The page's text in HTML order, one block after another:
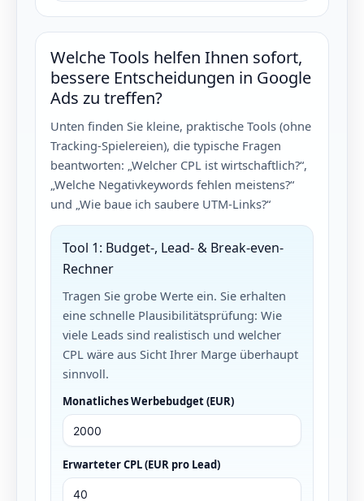
Welche Tools helfen Ihnen sofort,
bessere Entscheidungen in Google
Ads zu treffen?
Unten finden Sie kleine, praktische Tools (ohne
Tracking-Spielereien), die typische Fragen
beantworten: „Welcher CPL ist wirtschaftlich?“,
„Welche Negativkeywords fehlen meistens?“
und „Wie baue ich saubere UTM-Links?“
Tool 1: Budget-, Lead- & Break-even-
Rechner
Tragen Sie grobe Werte ein. Sie erhalten
eine schnelle Plausibilitätsprüfung: Wie
viele Leads sind realistisch und welcher
CPL wäre aus Sicht Ihrer Marge überhaupt
sinnvoll.
Monatliches Werbebudget (EUR)
Erwarteter CPL (EUR pro Lead)